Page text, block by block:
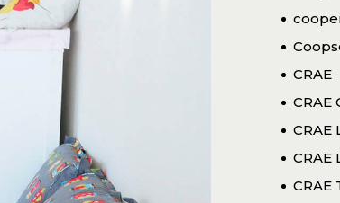
CRAE
CRAE
CRAE
CRAE
CRAE